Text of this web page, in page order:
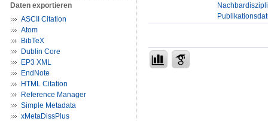
Daten exportieren
ASCII Citation
Atom
BibTeX
Dublin Core
EP3 XML
EndNote
HTML Citation
Reference Manager
Simple Metadata
xMetaDissPlus